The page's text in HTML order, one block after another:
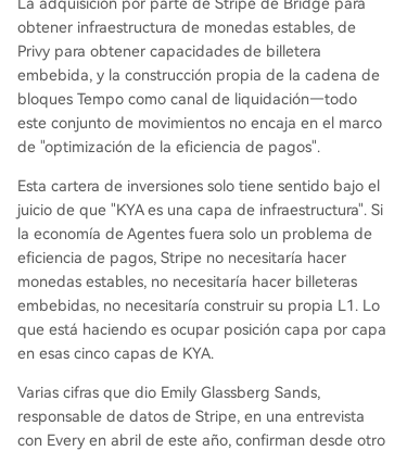
La adquisición por parte de Stripe de Bridge para
obtener infraestructura de monedas estables, de
Privy para obtener capacidades de billetera
embebida, y la construcción propia de la cadena de
bloques Tempo como canal de liquidación—todo
este conjunto de movimientos no encaja en el marco
de "optimización de la eficiencia de pagos".
Esta cartera de inversiones solo tiene sentido bajo el
juicio de que "KYA es una capa de infraestructura". Si
la economía de Agentes fuera solo un problema de
eficiencia de pagos, Stripe no necesitaría hacer
monedas estables, no necesitaría hacer billeteras
embebidas, no necesitaría construir su propia L1. Lo
que está haciendo es ocupar posición capa por capa
en esas cinco capas de KYA.
Varias cifras que dio Emily Glassberg Sands,
responsable de datos de Stripe, en una entrevista
con Every en abril de este año, confirman desde otro